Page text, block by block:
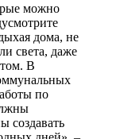
можно
дома, не
света, даже
В
по
создавать